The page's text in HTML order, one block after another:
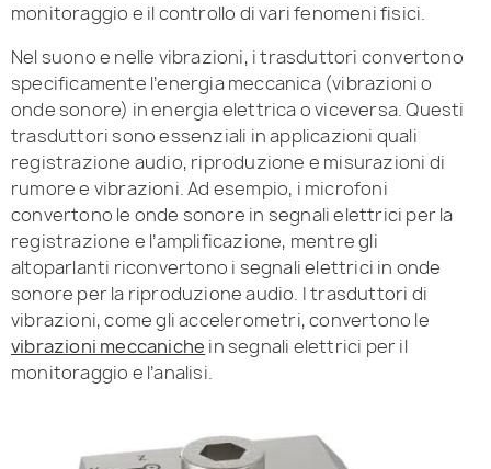
monitoraggio e il controllo di vari fenomeni fisici.
Nel suono e nelle vibrazioni, i trasduttori convertono
specificamente l’energia meccanica (vibrazioni o
onde sonore) in energia elettrica o viceversa. Questi
trasduttori sono essenziali in applicazioni quali
registrazione audio, riproduzione e misurazioni di
rumore e vibrazioni. Ad esempio, i microfoni
convertono le onde sonore in segnali elettrici per la
registrazione e l’amplificazione, mentre gli
altoparlanti riconvertono i segnali elettrici in onde
sonore per la riproduzione audio. I trasduttori di
vibrazioni, come gli accelerometri, convertono le
vibrazioni meccaniche in segnali elettrici per il
monitoraggio e l’analisi.